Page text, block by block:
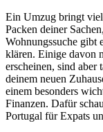
Ein Umzug bringt
Packen deiner
Wohnungssuche gibt
klären. Einige davon
erscheinen, sind aber
deinem neuen
einem besonders
Finanzen. Dafür
Portugal für Expats